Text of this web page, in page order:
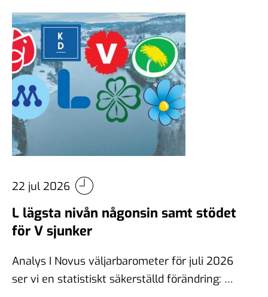
22 jul 2026
L lägsta nivån någonsin samt stödet
för V sjunker
Analys I Novus väljarbarometer för juli 2026
ser vi en statistiskt säkerställd förändring: V